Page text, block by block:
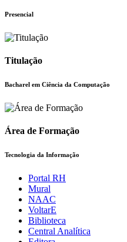
Presencial
Titulação
Bacharel em Ciência da Computação
Área de Formação
Tecnologia da Informação
Portal RH
Mural
NAAC
VoltarE
Biblioteca
Central Analítica